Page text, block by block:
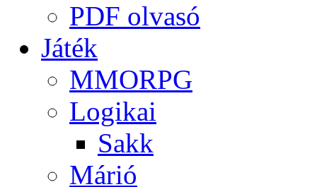
PDF olvasó
Játék
MMORPG
Logikai
Sakk
Márió